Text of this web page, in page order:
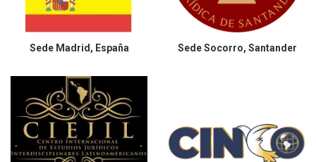
Sede Madrid, España Sede Socorro, Santander